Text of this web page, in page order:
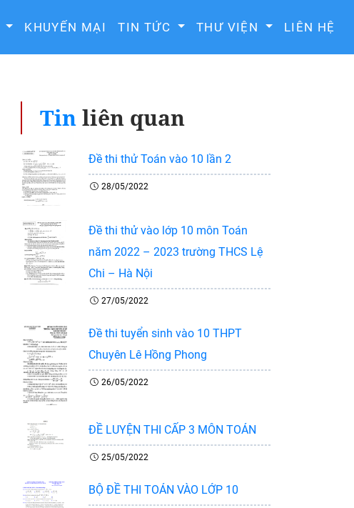
KHUYẾN MẠI TIN TỨC THƯ VIỆN LIÊN HỆ
Tinliên quan
Đề thi thử Toán vào 10 lần 2
28/05/2022
Đề thi thử vào lớp 10 môn Toán
năm 2022 – 2023 trường THCS Lệ
Chi – Hà Nội
27/05/2022
Đề thi tuyển sinh vào 10 THPT
Chuyên Lê Hồng Phong
26/05/2022
ĐỀ LUYỆN THI CẤP 3 MÔN TOÁN
25/05/2022
BỘ ĐỀ THI TOÁN VÀO LỚP 10